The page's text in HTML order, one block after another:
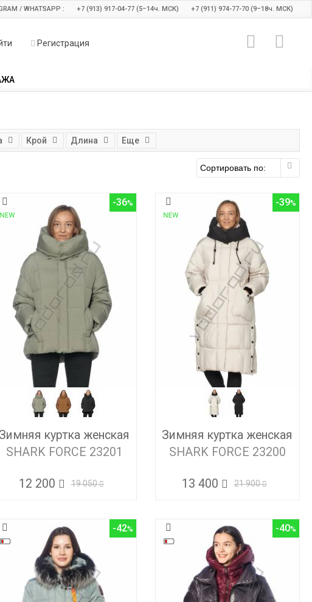
/ WHATSAPP : +7 (913) 917-04-77 (5–14ч. МСК) +7 (911) 974-77-70 (9–18ч. МСК)
Регистрация
Крой Длина Еще
-36
Зимняя куртка женская
SHARK FORCE 23201
12 200 19 050
-39
Зимняя куртка женская
SHARK FORCE 23200
13 400 21 900
-42 -40